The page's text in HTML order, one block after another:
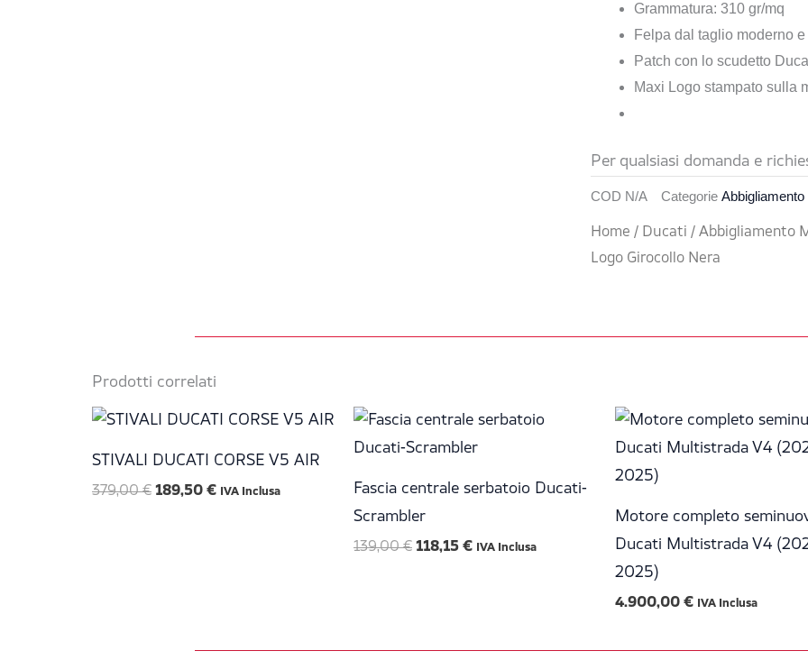
Grammatura: 310 gr/mq
Felpa dal taglio moderno
Patch con lo scudetto
Maxi Logo stampato sulla
Per qualsiasi domanda e
COD N/A Categorie Abbigliamento
Home / Ducati / Abbigliamento
Logo Girocollo Nera
Prodotti correlati
STIVALI DUCATI CORSE V5 AIR
379,00€
Il
era:
379,00 €.
189,50 €
Il
è:
189,50 €.
IVA Inclusa
Fascia centrale serbatoio Ducati-
Scrambler
139,00€
Il
originale
139,00 €.
118,15 €
Il
attuale
118,15 €.
IVA Inclusa
Motore completo
Ducati Multistrada V4
2025)
4.900,00 € IVA Inclusa